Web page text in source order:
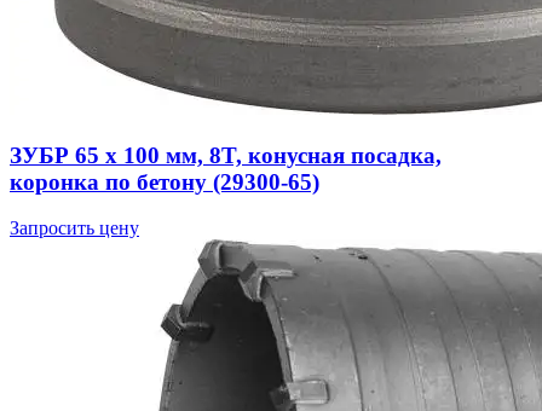
ЗУБР 65 x 100 мм, 8T, конусная посадка,
коронка по бетону (29300-65)
Запросить цену